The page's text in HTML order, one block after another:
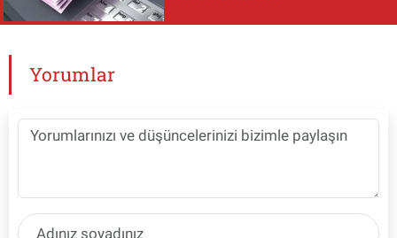
Yorumlar